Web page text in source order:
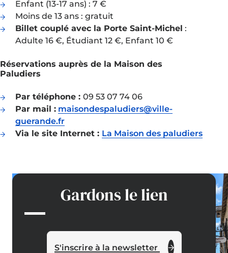
Enfant (13-17 ans) : 7 €
Moins de 13 ans : gratuit
Billet couplé avec la Porte Saint-Michel :
Adulte 16 €, Étudiant 12 €, Enfant 10 €
Réservations auprès de la Maison des
Paludiers
Par téléphone : 09 53 07 74 06
Par mail : maisondespaludiers@ville-
guerande.fr
Via le site Internet : La Maison des paludiers
Gardons le lien
S'inscrire à la newsletter